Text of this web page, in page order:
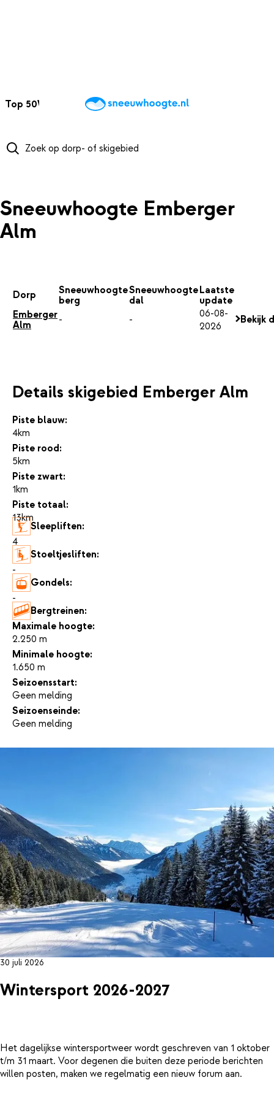
Top 50Webcams WintersportweerKaarten
Sneeuwhoogte Emberger
Alm
Dorp
Sneeuwhoogte
berg
Sneeuwhoogte
dal
Laatste
update
Emberger
Alm
- -
06-08-
2026
Bekijk
Details skigebied Emberger Alm
Piste blauw:
4km
Piste rood:
5km
Piste zwart:
1km
Piste totaal:
13km
Sleepliften:
4
Stoeltjesliften:
-
Gondels:
-
Bergtreinen:
-
Maximale hoogte:
2.250 m
Minimale hoogte:
1.650 m
Seizoensstart:
Geen melding
Seizoenseinde:
Geen melding
30 juli 2026
Wintersport 2026-2027
Het dagelijkse wintersportweer wordt geschreven van 1 oktober
t/m 31 maart. Voor degenen die buiten deze periode berichten
willen posten, maken we regelmatig een nieuw forum aan.